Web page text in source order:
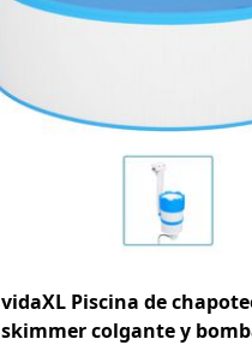
vidaXL Piscina de
skimmer colgante y